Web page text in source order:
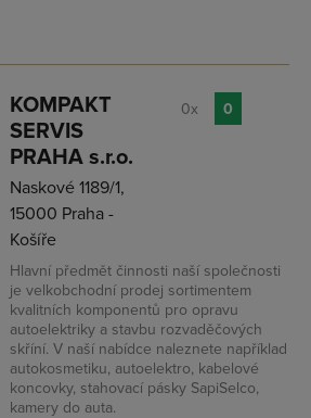
KOMPAKT
SERVIS
PRAHA s.r.o.
Naskové 1189/1,
15000 Praha -
Košíře
Hlavní předmět činnosti naší společnosti
je velkobchodní prodej sortimentem
kvalitních komponentů pro opravu
autoelektriky a stavbu rozvaděčových
skříní. V naší nabídce naleznete například
autokosmetiku, autoelektro, kabelové
koncovky, stahovací pásky SapiSelco,
kamery do auta.
0x 0